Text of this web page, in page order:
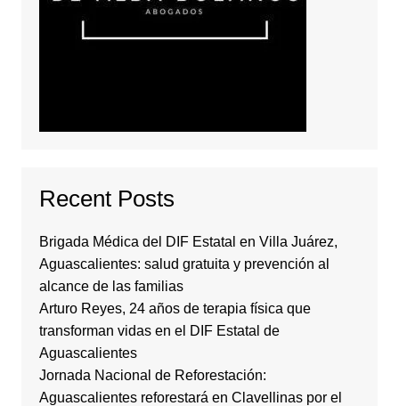
Recent Posts
Brigada Médica del DIF Estatal en Villa Juárez,
Aguascalientes: salud gratuita y prevención al
alcance de las familias
Arturo Reyes, 24 años de terapia física que
transforman vidas en el DIF Estatal de
Aguascalientes
Jornada Nacional de Reforestación:
Aguascalientes reforestará en Clavellinas por el